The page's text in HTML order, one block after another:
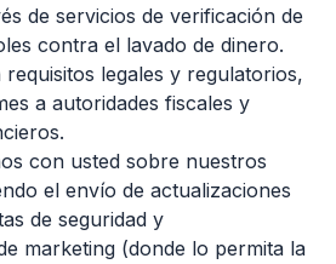
de servicios de verificación de
contra el lavado de dinero.
legales y regulatorios,
a autoridades fiscales y
con usted sobre nuestros
el envío de actualizaciones
de seguridad y
marketing (donde lo permita la